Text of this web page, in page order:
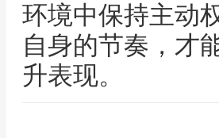
环境中保持主动
自身的节奏，才
升表现。